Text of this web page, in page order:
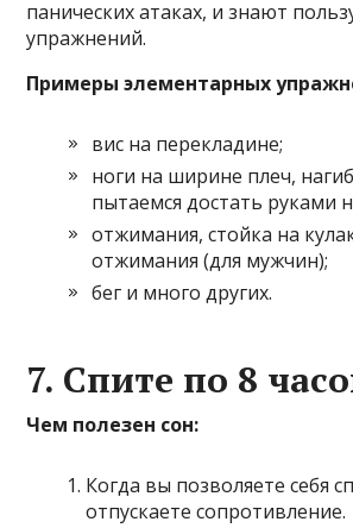
панических атаках, и знают
упражнений.
Примеры элементарных
вис на перекладине;
ноги на ширине плеч,
пытаемся достать руками
отжимания, стойка на
отжимания (для мужчин);
бег и много других.
7. Спите по 8
Чем полезен сон:
Когда вы позволяете себя
отпускаете сопротивление.